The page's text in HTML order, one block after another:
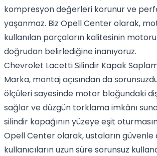
kompresyon değerleri korunur ve
yaşanmaz. Biz Opell Center olarak,
kullanılan parçaların kalitesinin
doğrudan belirlediğine inanıyoruz.
Chevrolet Lacetti Silindir Kapak
Marka, montaj açısından da
ölçüleri sayesinde motor bloğundaki
sağlar ve düzgün torklama imkânı
silindir kapağının yüzeye eşit
Opell Center olarak, ustaların güvenle
kullanıcıların uzun süre sorunsuz